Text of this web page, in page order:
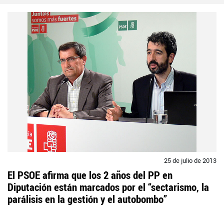
25 de julio de 2013
El PSOE afirma que los 2 años del PP en
Diputación están marcados por el “sectarismo, la
parálisis en la gestión y el autobombo”